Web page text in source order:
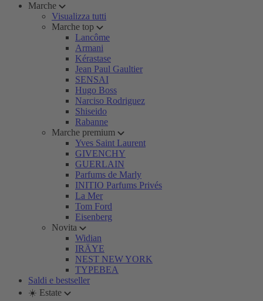
Marche
Visualizza tutti
Marche top
Lancôme
Armani
Kérastase
Jean Paul Gaultier
SENSAI
Hugo Boss
Narciso Rodriguez
Shiseido
Rabanne
Marche premium
Yves Saint Laurent
GIVENCHY
GUERLAIN
Parfums de Marly
INITIO Parfums Privés
La Mer
Tom Ford
Eisenberg
Novita
Widian
IRÄYE
NEST NEW YORK
TYPEBEA
Saldi e bestseller
☀️ Estate